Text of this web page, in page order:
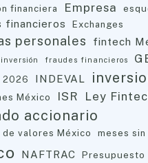
financiera Empresa
financieros Exchanges
personales fintech
fraudes financieros
2026 INDEVAL
México ISR Ley
accionario
de valores México meses
NAFTRAC Presupuesto